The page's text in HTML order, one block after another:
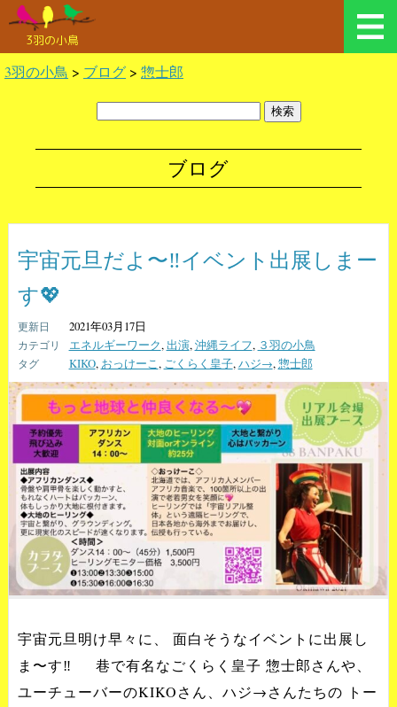
3羽の小鳥
3羽の小鳥 > ブログ > 惣士郎
ブログ
宇宙元旦だよ〜‼️イベント出展しまー
す💖
2021年03月17日
エネルギーワーク,出演,沖縄ライフ, ３羽の小鳥
KIKO, おっけーこ, ごくらく皇子,ハジ→,惣士郎
宇宙元旦明け早々に、 面白そうなイベントに出展し
ま〜す‼️ 巷で有名なごくらく皇子 惣士郎さんや、
ユーチューバーのKIKOさん、ハジ→さんたちの トー